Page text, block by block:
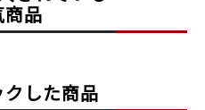
品
した商品